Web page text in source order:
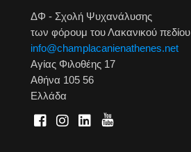
ΔΦ - Σχολή Ψυχανάλυσης
των φόρουμ του Λακανικού πεδίου
info@champlacanienathenes.net
Αγίας Φιλοθέης 17
Αθήνα 105 56
Ελλάδα